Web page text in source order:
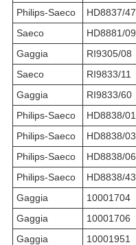
Philips-Saeco
HD8837/47
Saeco
HD8881/09
Gaggia
RI9305/08
Saeco
RI9833/11
Gaggia
RI9833/60
Philips-Saeco
HD8838/01
Philips-Saeco
HD8838/03
Philips-Saeco
HD8838/06
Philips-Saeco
HD8838/43
Gaggia
10001704
Gaggia
10001706
Gaggia
10001951